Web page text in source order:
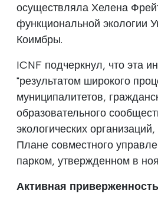
осуществляла Хелена
функциональной экологии
Коимбры.
ICNF подчеркнул, что эта
"результатом широкого
муниципалитетов,
образовательного
экологических
Плане совместного
парком, утвержденном в
Активная приверженность